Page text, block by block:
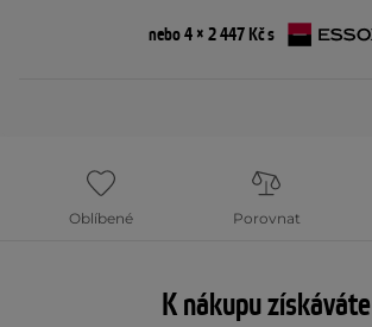
nebo 4 × 2 447 Kč s
Oblíbené Porovnat
K nákupu získáváte